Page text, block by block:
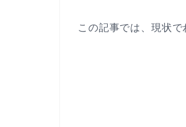
この記事では、現状